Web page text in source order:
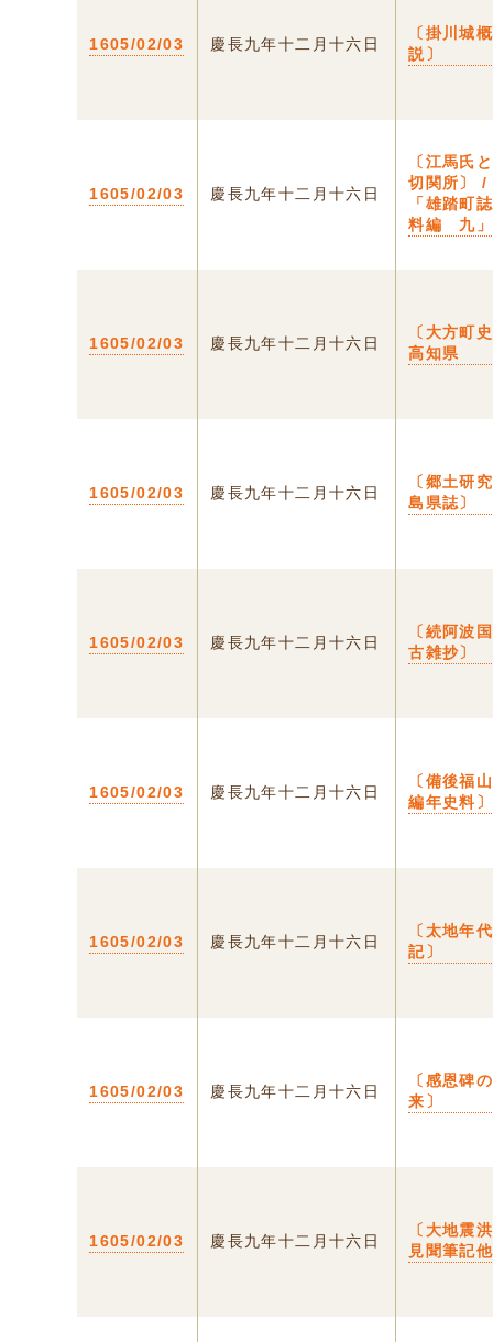
1605/02/03 慶長九年十二月十六日
〔掛川城概
説〕
1605/02/03 慶長九年十二月十六日
〔江馬氏
切関所〕 /
「雄踏町
料編 九」
1605/02/03 慶長九年十二月十六日
〔大方町
高知県
1605/02/03 慶長九年十二月十六日
〔郷土研
島県誌〕
1605/02/03 慶長九年十二月十六日
〔続阿波
古雑抄〕
1605/02/03 慶長九年十二月十六日
〔備後福
編年史料〕
1605/02/03 慶長九年十二月十六日
〔太地年代
記〕
1605/02/03 慶長九年十二月十六日
〔感恩碑
来〕
1605/02/03 慶長九年十二月十六日
〔大地震
見聞筆記